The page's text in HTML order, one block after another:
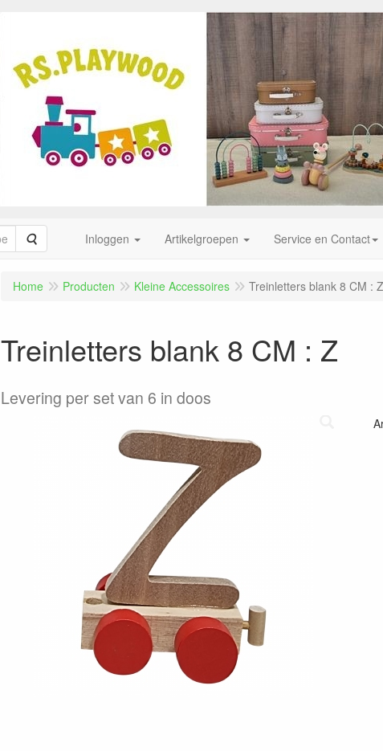
Zoeken Inloggen Artikelgroepen Service en Contact
Home Producten Kleine Accessoires Treinletters blank 8 CM : Z
Treinletters blank 8 CM : Z
Levering per set van 6 in doos